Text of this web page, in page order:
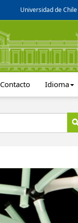
Universidad de Chile
Contacto Idioma